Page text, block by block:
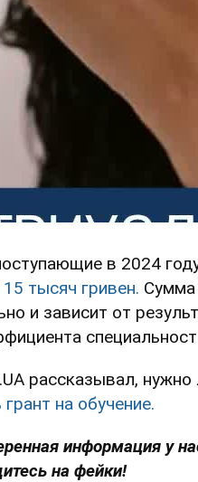
в 2024
15 тысяч гривен. Сумма
и зависит от
рассказывал,
на обучение.
информация у
на фейки!